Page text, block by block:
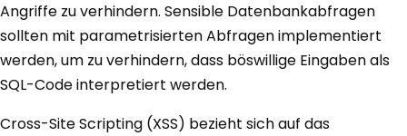
Angriffe zu verhindern. Sensible Datenbankabfragen
sollten mit parametrisierten Abfragen implementiert
werden, um zu verhindern, dass böswillige Eingaben als
SQL-Code interpretiert werden.
Cross-Site Scripting (XSS) bezieht sich auf das